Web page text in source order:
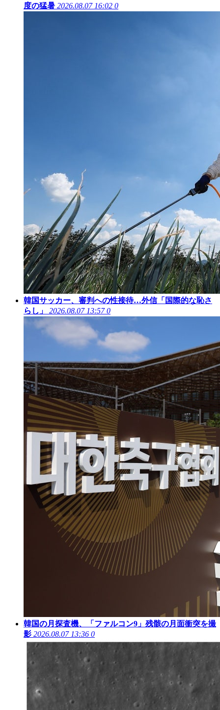
度の猛暑 2026.08.07 16:02 0
韓国サッカー、審判への性接待…外信「国際的な恥さ
らし」
2026.08.07 13:57 0
韓国の月探査機、「ファルコン9」残骸の月面衝突を撮
影 2026.08.07 13:36 0